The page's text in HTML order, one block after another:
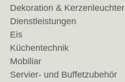
Dekoration & Kerzenleuchter
Dienstleistungen
Eis
Küchentechnik
Mobiliar
Servier- und Buffetzubehör